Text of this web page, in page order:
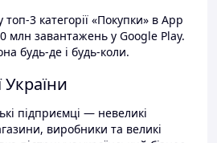
3 категорії «Покупки» в App
млн завантажень у Google Play.
будь-де і будь-коли.
України
підприємці — невеликі
виробники та великі